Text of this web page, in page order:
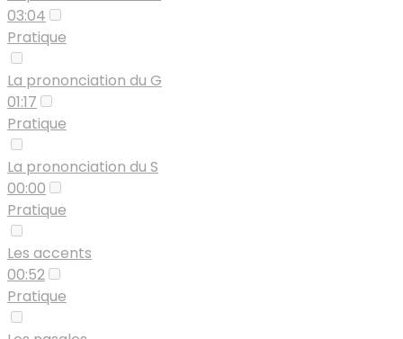
03:04
Pratique
La prononciation du G
01:17
Pratique
La prononciation du S
00:00
Pratique
Les accents
00:52
Pratique